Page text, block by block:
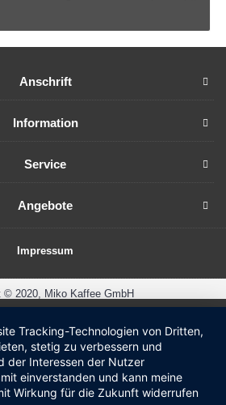
Anschrift
Information
Service
Angebote
Impressum
© 2020, Miko Kaffee GmbH
Tracking-Technologien von Dritten,
stetig zu verbessern und
der Interessen der Nutzer
einverstanden und kann meine
Wirkung für die Zukunft widerrufen